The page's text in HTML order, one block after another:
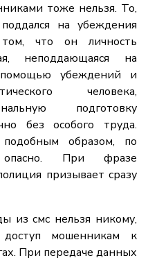
тоже нельзя. То,
на убеждения
что он личность
неподдающаяся на
убеждений и
человека,
подготовку
без особого труда.
образом, по
опасно. При фразе
призывает сразу
из смс нельзя никому,
доступ мошенникам к
При передаче данных